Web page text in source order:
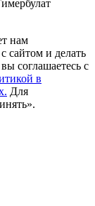
нам
сайтом и делать
соглашаетесь с
в
Для